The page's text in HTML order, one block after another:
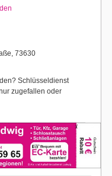
73630
Schlüsseldienst
zugefallen oder